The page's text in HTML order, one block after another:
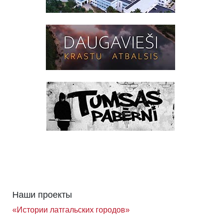
Наши проекты
«Истории латгальских городов»